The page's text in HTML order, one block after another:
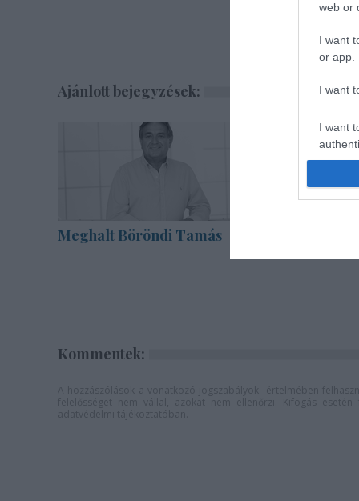
web or
I want
or app.
I want
I want
Ajánlott bejegyzések:
Meghalt Böröndi Tamás Akárki
Kommentek: